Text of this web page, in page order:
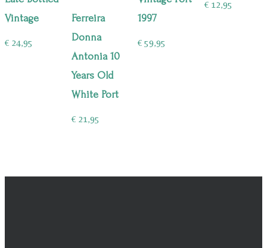
Vintage
€ 24,95
Ferreira
Donna
Antonia 10
Years Old
White Port
€21,95
1997
€ 59,95
€12,95